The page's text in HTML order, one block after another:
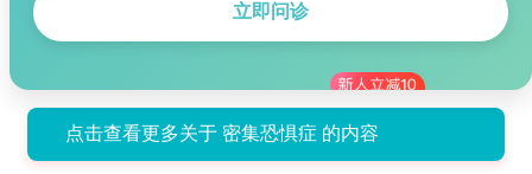
立即问诊
点击查看更多关于 密集恐惧症 的内容